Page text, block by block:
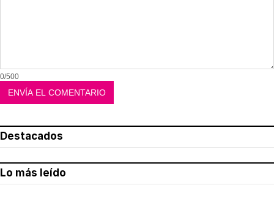
0/500
Destacados
Lo más leído